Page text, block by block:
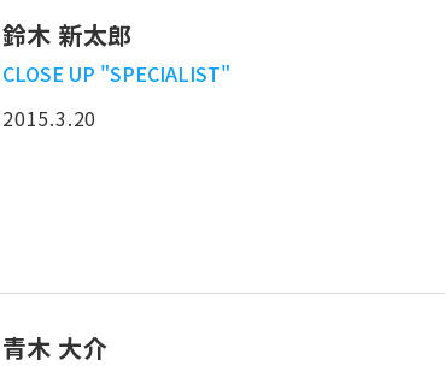
鈴木 新太郎
CLOSE UP "SPECIALIST"
2015.3.20
青木 大介